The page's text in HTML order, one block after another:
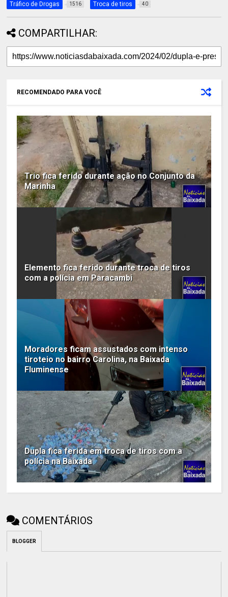
Tráfico de Drogas 1516 Troca de tiros 40
COMPARTILHAR:
RECOMENDADO PARA VOCÊ
Trio fica ferido durante ação no Conjunto da
Marinha
Elemento fica ferido durante troca de tiros
com a polícia em Paracambi
Moradores ficam assustados com intenso
tiroteio no bairro Carolina, na Baixada
Fluminense
Dupla fica ferida em troca de tiros com a
polícia na Baixada
COMENTÁRIOS
BLOGGER